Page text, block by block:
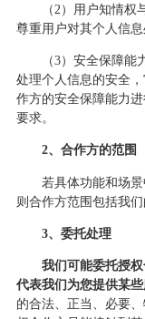
（ 2）用户知情权
尊重用户对其个人信
（3）安全保障能
处理个人信息的安全
作方的安全保障能力
要求。
2、合作方的范围
若具体功能和场
则合作方范围包括我们
3、委托处理
我们可能委托授
代表我们为您提供某些
的合法、正当、必要